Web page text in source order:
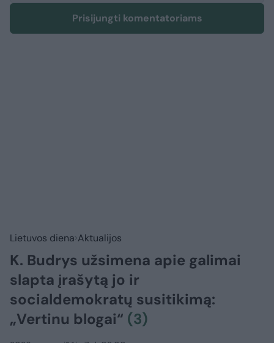
Prisijungti komentatoriams
Lietuvos diena Aktualijos
K. Budrys užsimena apie galimai
slapta įrašytą jo ir
socialdemokratų susitikimą:
„Vertinu blogai“ (3)